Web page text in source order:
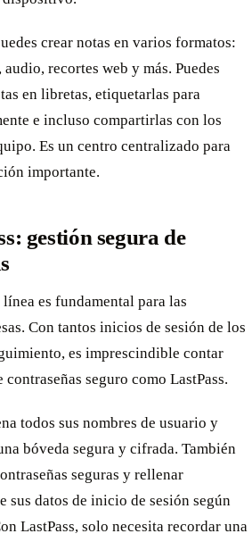
crear notas en varios formatos:
recortes web y más. Puedes
en libretas, etiquetarlas para
e incluso compartirlas con los
Es un centro centralizado para
importante.
gestión segura de
es fundamental para las
Con tantos inicios de sesión de los
es imprescindible contar
contraseñas seguro como LastPass.
todos sus nombres de usuario y
bóveda segura y cifrada. También
seguras y rellenar
sus datos de inicio de sesión según
LastPass, solo necesita recordar una